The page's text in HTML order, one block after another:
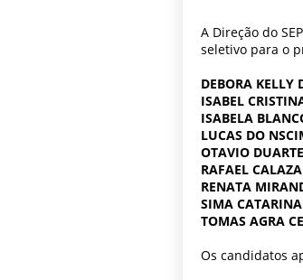
A Direção do
seletivo para o
DEBORA KELLY
ISABEL
ISABELA
LUCAS DO
OTAVIO
RAFAEL
RENATA
SIMA
TOMAS AGRA
Os candidatos